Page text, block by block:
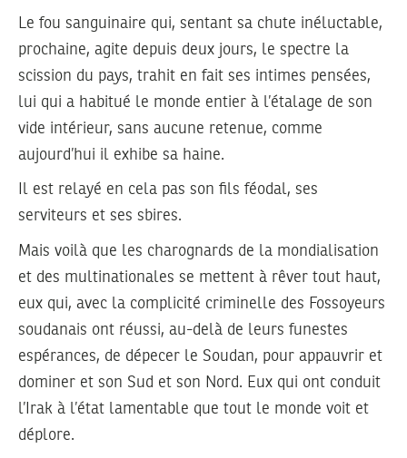
Le fou sanguinaire qui, sentant sa chute inéluctable,
prochaine, agite depuis deux jours, le spectre la
scission du pays, trahit en fait ses intimes pensées,
lui qui a habitué le monde entier à l’étalage de son
vide intérieur, sans aucune retenue, comme
aujourd’hui il exhibe sa haine.
Il est relayé en cela pas son fils féodal, ses
serviteurs et ses sbires.
Mais voilà que les charognards de la mondialisation
et des multinationales se mettent à rêver tout haut,
eux qui, avec la complicité criminelle des Fossoyeurs
soudanais ont réussi, au-delà de leurs funestes
espérances, de dépecer le Soudan, pour appauvrir et
dominer et son Sud et son Nord. Eux qui ont conduit
l’Irak à l’état lamentable que tout le monde voit et
déplore.